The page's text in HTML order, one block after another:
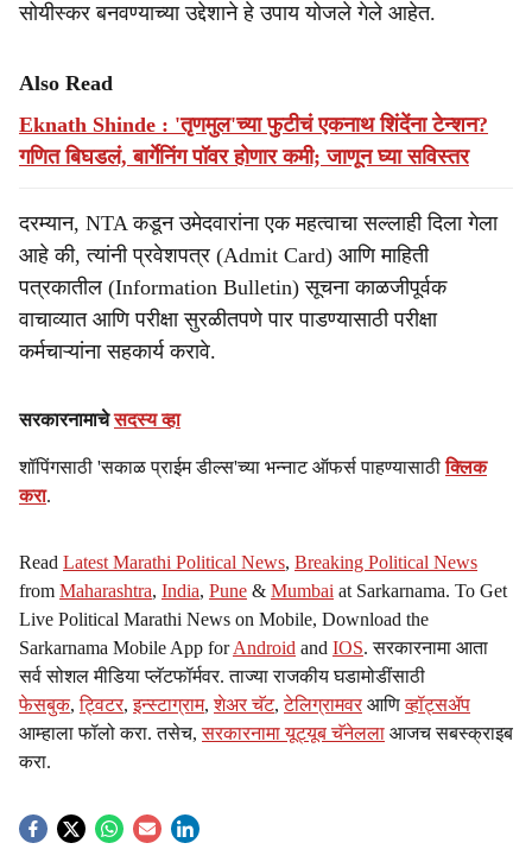
सोयीस्कर बनवण्याच्या उद्देशाने हे उपाय योजले गेले आहेत.
Also Read
Eknath Shinde : 'तृणमुल'च्या फुटीचं एकनाथ शिंदेंना टेन्शन?
गणित बिघडलं, बार्गेनिंग पॉवर होणार कमी; जाणून घ्या सविस्तर
दरम्यान, NTA कडून उमेदवारांना एक महत्वाचा सल्लाही दिला गेला
आहे की, त्यांनी प्रवेशपत्र (Admit Card) आणि माहिती
पत्रकातील (Information Bulletin) सूचना काळजीपूर्वक
वाचाव्यात आणि परीक्षा सुरळीतपणे पार पाडण्यासाठी परीक्षा
कर्मचाऱ्यांना सहकार्य करावे.
सरकारनामाचेसदस्य व्हा
शॉपिंगसाठी 'सकाळ प्राईम डील्स'च्या भन्नाट ऑफर्स पाहण्यासाठीक्लिक
करा.
Read Latest Marathi Political News, Breaking Political News
from Maharashtra, India, Pune & Mumbai at Sarkarnama. To Get
Live Political Marathi News on Mobile, Download the
Sarkarnama Mobile App forAndroid and IOS. सरकारनामा आता
सर्व सोशल मीडिया प्लॅटफॉर्मवर. ताज्या राजकीय घडामोडींसाठी
फेसबुक,ट्विटर,इन्स्टाग्राम,शेअर चॅट,टेलिग्रामवर आणिव्हॉट्सॲप
आम्हाला फॉलो करा. तसेच,सरकारनामा यूट्यूब चॅनेलला आजच सबस्क्राइब
करा.